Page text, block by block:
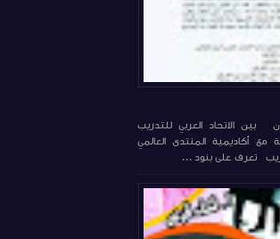
بين الاتحاد العربي للتدريب
مع أكاديمية المنتدى العالمي
تعرف على بنود ...